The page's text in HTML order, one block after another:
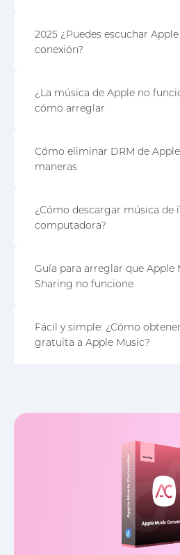
2025 ¿Puedes escuchar
conexión?
¿La música de Apple no
cómo arreglar
Cómo eliminar DRM de
maneras
¿Cómo descargar música de
computadora?
Guía para arreglar que Apple
Sharing no funcione
Fácil y simple: ¿Cómo
gratuita a Apple Music?